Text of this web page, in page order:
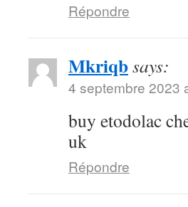
Répondre
Mkriqbsays:
4 septembre 2023
buy etodolac
uk
Répondre